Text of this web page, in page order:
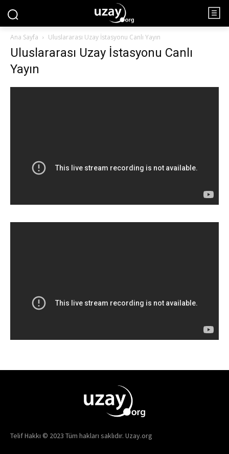
Ana Sayfa Uluslararası Uzay İstasyonu Canlı Yayın
Uluslararası Uzay İstasyonu Canlı
Yayın
Telif Hakkı © 2023 Tüm hakları saklıdır. Uzay.org